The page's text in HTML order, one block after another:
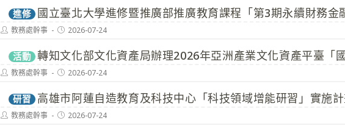
進修 國立臺北大學進修暨推廣部推廣教育課程「第3期永續財務金
Post教務處幹事
Post2026-07-24
活動 轉知文化部文化資產局辦理2026年亞洲產業文化資產平臺「
Post教務處幹事
Post2026-07-24
研習 高雄市阿蓮自造教育及科技中心「科技領域增能研習」實施
Post教務處幹事
Post2026-07-24